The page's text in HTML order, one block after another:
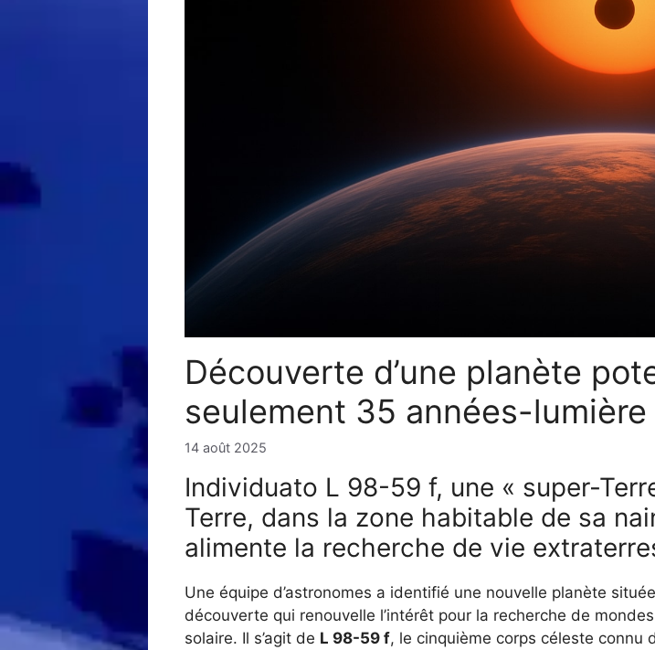
Découverte d’une planète
seulement 35 années-
14 août 2025
Individuato L 98-59 f, une « super-
Terre, dans la zone habitable de sa
alimente la recherche de vie
Une équipe d’astronomes a identifié une nouvelle planète
découverte qui renouvelle l’intérêt pour la recherche de
solaire. Il s’agit de L 98-59 f, le cinquième corps céleste connu